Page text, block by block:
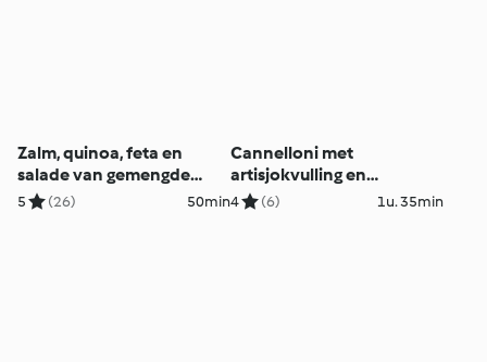
Zalm, quinoa, feta en
salade van gemengde
groenten
5 (26) 50min
Cannelloni met
artisjokvulling en
tomatensaus
4 (6) 1u. 35min